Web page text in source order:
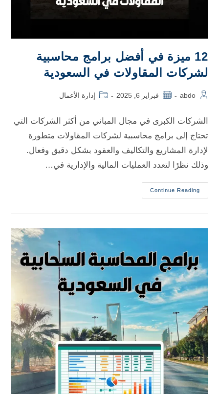
12 ميزة في أفضل برامج محاسبية
لشركات المقاولات في السعودية
abdo فبراير 6, 2025 إدارة الأعمال
الشركات الكبرى في مجال المباني من أكثر الشركات التي
تحتاج إلى برامج محاسبية لشركات المقاولات متطورة
لإدارة المشاريع والتكاليف والعقود بشكل دقيق وفعال.
وذلك نظرًا لتعدد العمليات المالية والإدارية في…
Continue Reading